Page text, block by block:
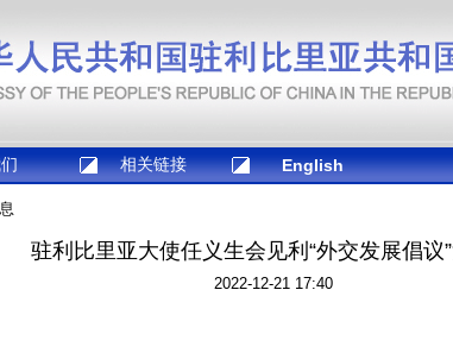
相关链接 English
驻利比里亚大使任义生会见利“外交发展倡议
2022-12-21 17:40